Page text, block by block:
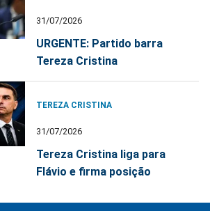
31/07/2026
URGENTE: Partido barra
Tereza Cristina
TEREZA CRISTINA
31/07/2026
Tereza Cristina liga para
Flávio e firma posição